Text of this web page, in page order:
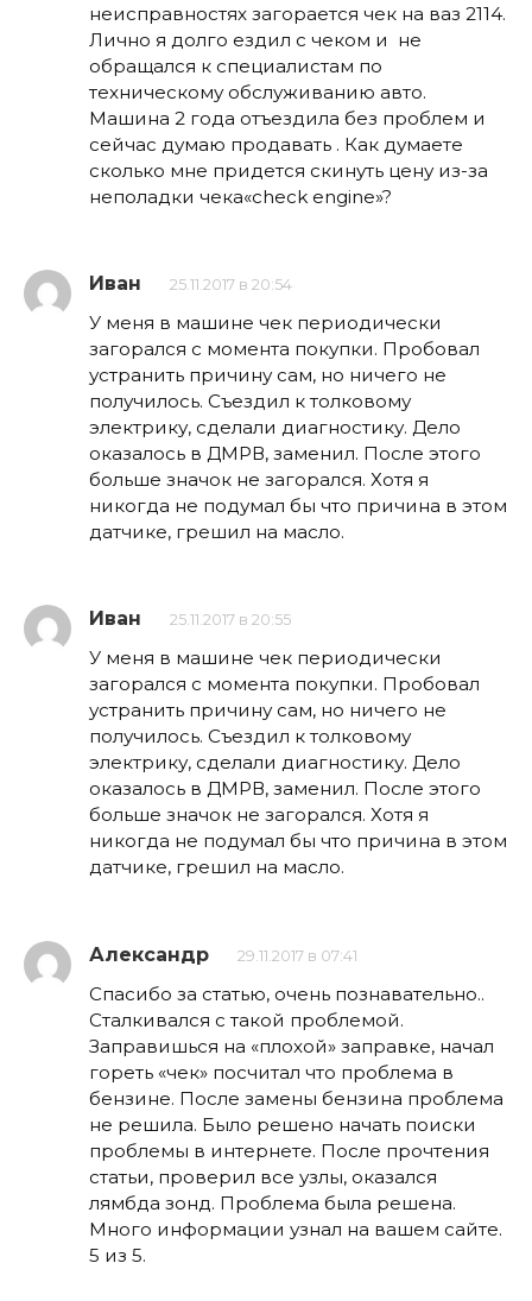
неисправностях загорается чек на ваз 2114.
Лично я долго ездил с чеком и не
обращался к специалистам по
техническому обслуживанию авто.
Машина 2 года отъездила без проблем и
сейчас думаю продавать . Как думаете
сколько мне придется скинуть цену из-за
неполадки чека«check engine»?
Иван 25.11.2017 в 20:54
У меня в машине чек периодически
загорался с момента покупки. Пробовал
устранить причину сам, но ничего не
получилось. Съездил к толковому
электрику, сделали диагностику. Дело
оказалось в ДМРВ, заменил. После этого
больше значок не загорался. Хотя я
никогда не подумал бы что причина в этом
датчике, грешил на масло.
Иван 25.11.2017 в 20:55
У меня в машине чек периодически
загорался с момента покупки. Пробовал
устранить причину сам, но ничего не
получилось. Съездил к толковому
электрику, сделали диагностику. Дело
оказалось в ДМРВ, заменил. После этого
больше значок не загорался. Хотя я
никогда не подумал бы что причина в этом
датчике, грешил на масло.
Александр 29.11.2017 в 07:41
Спасибо за статью, очень познавательно..
Сталкивался с такой проблемой.
Заправишься на «плохой» заправке, начал
гореть «чек» посчитал что проблема в
бензине. После замены бензина проблема
не решила. Было решено начать поиски
проблемы в интернете. После прочтения
статьи, проверил все узлы, оказался
лямбда зонд. Проблема была решена.
Много информации узнал на вашем сайте.
5 из 5.